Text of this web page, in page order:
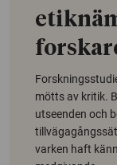
mötts av kritik.
utseenden och
varken haft